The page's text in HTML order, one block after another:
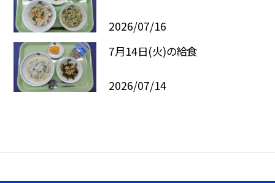
2026/07/16
7月14日(火)の給食
2026/07/14